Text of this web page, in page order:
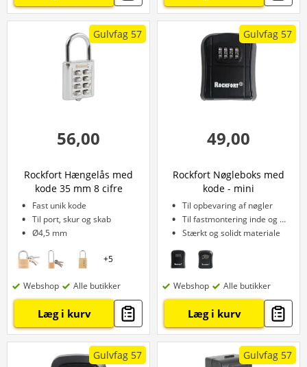
Gulvfag 57
56,00
Rockfort Hængelås med
kode 35 mm 8 cifre
Fast unik kode
Til port, skur og skab
Ø4,5 mm
+5
Webshop Alle butikker
Læg i kurv
Gulvfag 57
49,00
Rockfort Nøgleboks med
kode - mini
Til opbevaring af nøgler
Til fastmontering inde og ude
Stærkt og solidt materiale
Webshop Alle butikker
Læg i kurv
Gulvfag 57 Gulvfag 57